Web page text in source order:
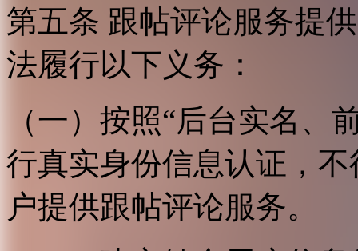
第五条 跟帖评论服务提
法履行以下义务：
（一）按照“后台实名、
行真实身份信息认证，
户提供跟帖评论服务。